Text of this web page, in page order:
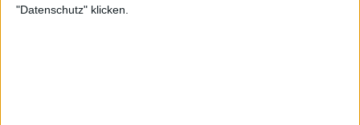
"Datenschutz" klicken.